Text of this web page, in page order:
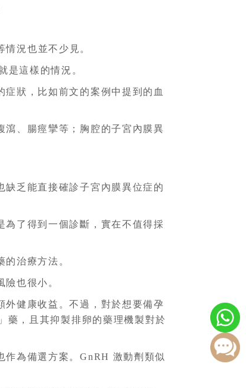
況也並不少見。
是這樣的情況。
狀，比如前文的案例中提到的血
、腸痙攣等；胸腔的子宮內膜異
乏能直接確診子宮內膜異位症的
為了得到一個診斷，實在不值得採
治療方法。
也很小。
外健康收益。不過，對於想要備孕
藥，且其抑製排卵的藥理機製對於
作為備選方案。GnRH 激動劑類似